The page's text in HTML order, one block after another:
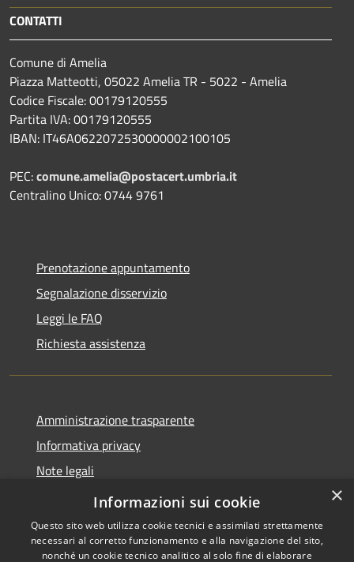
CONTATTI
Comune di Amelia
Piazza Matteotti, 05022 Amelia TR - 5022 - Amelia
Codice Fiscale: 00179120555
Partita IVA: 00179120555
IBAN: IT46A0622072530000002100105
PEC:comune.amelia@postacert.umbria.it
Centralino Unico: 0744 9761
Prenotazione appuntamento
Segnalazione disservizio
Leggi le FAQ
Richiesta assistenza
Amministrazione trasparente
Informativa privacy
Note legali
Dichiarazione di accessibilità
×
Informazioni sui cookie
Questo sito web utilizza cookie tecnici e assimilati strettamente
necessari al corretto funzionamento e alla navigazione del sito,
nonché un cookie tecnico analitico al solo fine di elaborare